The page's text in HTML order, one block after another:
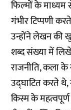
फिल्मों के माध्यम
गंभीर टिप्पणी
उन्होंने लेखन की
शब्द संख्या में
राजनीति, कला
उद्घाटित करते
किस्म के